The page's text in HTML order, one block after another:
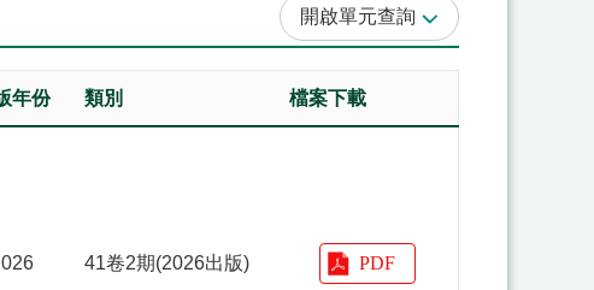
單元查詢
年份 類別 檔案下載
41卷2期(2026出版)